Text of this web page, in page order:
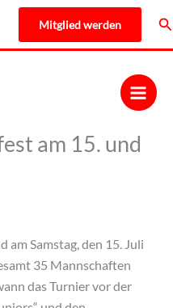
Mitglied werden
am 15. und
am Samstag, den 15. Juli
35 Mannschaften
das Turnier vor der